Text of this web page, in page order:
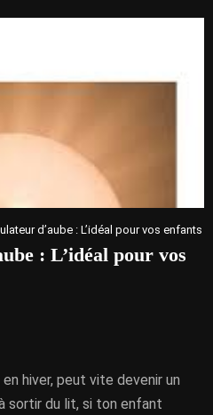
d’aube : L’idéal pour vos enfants
: L’idéal pour vos
hiver, peut vite devenir un
sortir du lit, si ton enfant